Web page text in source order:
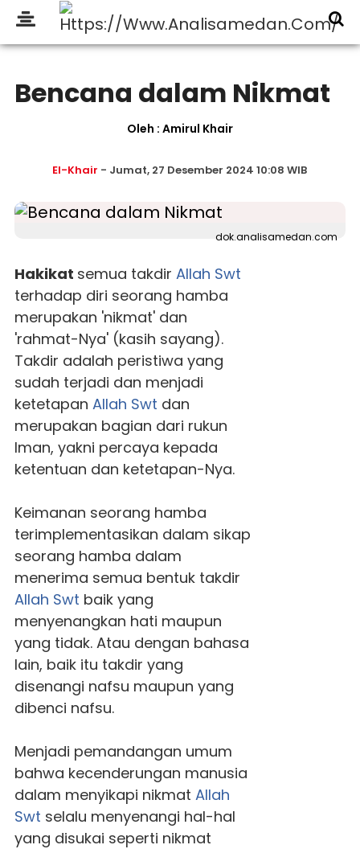
Bencana dalam Nikmat
Oleh : Amirul Khair
El-Khair - Jumat, 27 Desember 2024 10:08 WIB
dok.analisamedan.com
Hakikat semua takdir Allah Swt
terhadap diri seorang hamba
merupakan 'nikmat' dan
'rahmat-Nya' (kasih sayang).
Takdir adalah peristiwa yang
sudah terjadi dan menjadi
ketetapan Allah Swt dan
merupakan bagian dari rukun
Iman, yakni percaya kepada
ketentuan dan ketetapan-Nya.
Keimanan seorang hamba
terimplementasikan dalam sikap
seorang hamba dalam
menerima semua bentuk takdir
Allah Swt baik yang
menyenangkan hati maupun
yang tidak. Atau dengan bahasa
lain, baik itu takdir yang
disenangi nafsu maupun yang
dibenci nafsu.
Menjadi pemandangan umum
bahwa kecenderungan manusia
dalam menyikapi nikmat Allah
Swt selalu menyenangi hal-hal
yang disukai seperti nikmat